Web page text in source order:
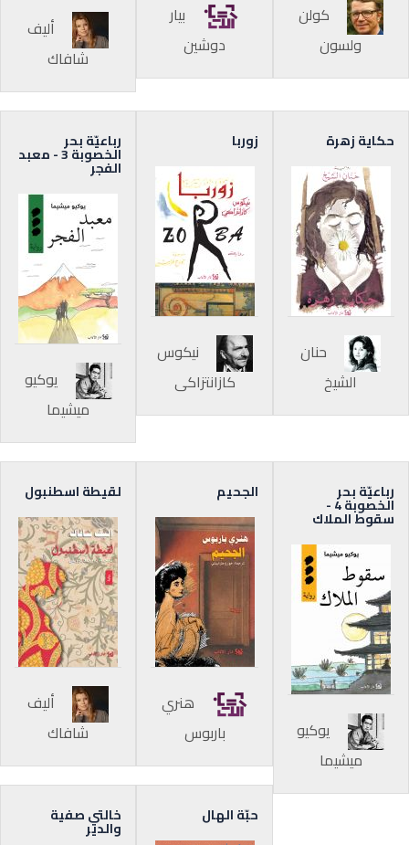
كولن
ولسون
بيار
دوشين
أليف
شافاك
حكاية زهرة
حنان
الشيخ
زوربا
نيكوس
كازانتزاكي
رباعيّة بحر
الخصوبة 3 - معبد
الفجر
يوكيو
ميشيما
رباعيّة بحر
الخصوبة 4 -
سقوط الملاك
يوكيو
ميشيما
الجحيم
هنري
باربوس
لقيطة اسطنبول
أليف
شافاك
حبّة الهال خالتي صفية
والدير